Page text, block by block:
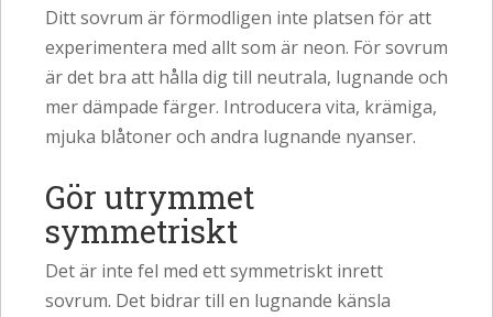
Ditt sovrum är förmodligen inte platsen för att
experimentera med allt som är neon. För sovrum
är det bra att hålla dig till neutrala, lugnande och
mer dämpade färger. Introducera vita, krämiga,
mjuka blåtoner och andra lugnande nyanser.
Gör utrymmet
symmetriskt
Det är inte fel med ett symmetriskt inrett
sovrum. Det bidrar till en lugnande känsla